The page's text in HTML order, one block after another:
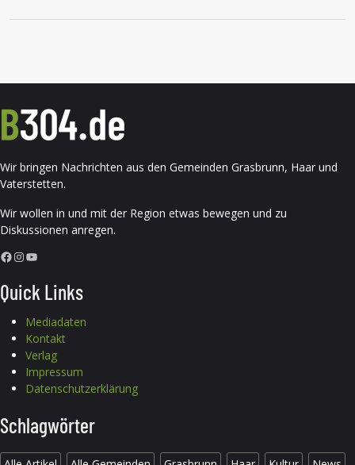
Wir bringen Nachrichten aus den Gemeinden Grasbrunn, Haar und
Vaterstetten.
Wir wollen in und mit der Region etwas bewegen und zu
Diskussionen anregen.
Facebook InstagramYouTube
Quick Links
Mediadaten
Kontakt
Verlag
Impressum
Datenschutzerklärung
Schlagwörter